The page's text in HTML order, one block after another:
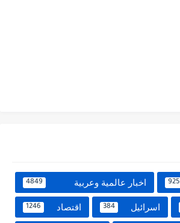
925 اخبار عالمية وعربية 4849
اسرائيل 384 اقتصاد 1246